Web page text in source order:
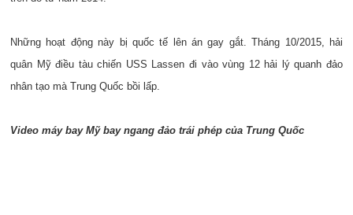
Những hoạt động này bị quốc tế lên án gay gắt. Tháng 10/2015, hải
quân Mỹ điều tàu chiến USS Lassen đi vào vùng 12 hải lý quanh đảo
nhân tạo mà Trung Quốc bồi lấp.
Video máy bay Mỹ bay ngang đảo trái phép của Trung Quốc